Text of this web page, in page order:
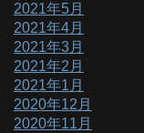
2021年5月
2021年4月
2021年3月
2021年2月
2021年1月
2020年12月
2020年11月